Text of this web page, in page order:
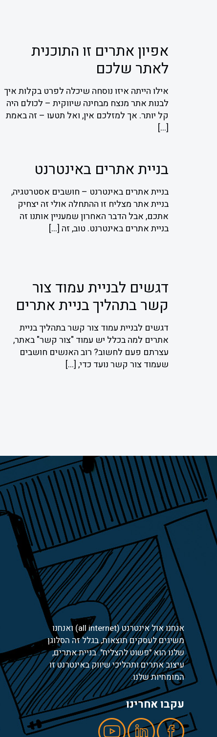
אפיון אתרים זו התוכנית
לאתר שלכם
אילו הייתה איזו נוסחה שיכלה לפרט בקלות איך
לבנות אתר מנצח מבחינה שיווקית – לכולם היה
קל יותר. אך למזלכם אין, ואל תטעו – זה באמת
[…]
בניית אתרים באינטרנט
בניית אתרים באינטרנט – חושבים אסטרטגיה,
בניית אתר מצליח זו ההתחלה אולי זה יצחיק
אתכם, אבל הדבר האחרון שמעניין אותנו זה
בניית אתרים באינטרנט. טוב, זה […]
דגשים לבניית עמוד צור
קשר בתהליך בניית אתרים
דגשים לבניית עמוד צור קשר בתהליך בניית
אתרים למה בכלל יש עמוד "צור קשר" באתר,
עצרתם פעם לחשוב? רוב האנשים חושבים
שעמוד צור קשר נועד כדי, […]
אנחנו אול אינטרנט (all internet) ואנחנו
משיגים לעסקים תוצאות, בגלל זה הסלוגן
שלנו הוא "פשוט להצליח". בניית אתרים,
עיצוב אתרים ותהליכי שיווק באינטרנט זו
המומחיות שלנו.
עקבו אחרינו